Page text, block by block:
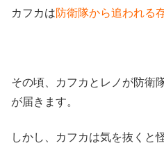
カフカは防衛隊から追われる
その頃、カフカとレノが防衛
が届きます。
しかし、カフカは気を抜くと